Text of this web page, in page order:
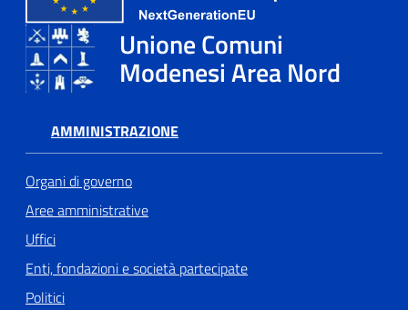
Unione Comuni
Modenesi Area Nord
AMMINISTRAZIONE
Organi di governo
Aree amministrative
Uffici
Enti, fondazioni e società partecipate
Politici